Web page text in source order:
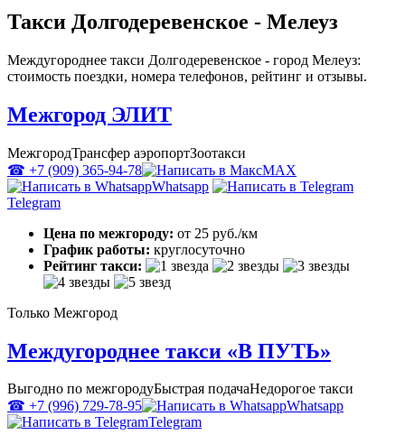
Такси Долгодеревенское - Мелеуз
Междугороднее такси Долгодеревенское - город Мелеуз:
стоимость поездки, номера телефонов, рейтинг и отзывы.
Межгород ЭЛИТ
МежгородТрансфер аэропортЗоотакси
☎ +7 (909) 365-94-78
MAX
Whatsapp
Telegram
Цена по межгороду: от 25 руб./км
График работы: круглосуточно
Рейтинг такси:
Только Межгород
Междугороднее такси «В ПУТЬ»
Выгодно по межгородуБыстрая подачаНедорогое такси
☎ +7 (996) 729-78-95
Whatsapp
Telegram